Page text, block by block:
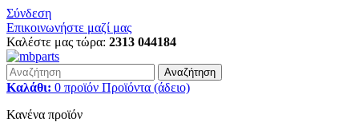
Σύνδεση
Επικοινωνήστε μαζί μας
Καλέστε μας τώρα: 2313 044184
Αναζήτηση
Καλάθι: 0 προϊόν Προϊόντα (άδειο)
Κανένα προϊόν